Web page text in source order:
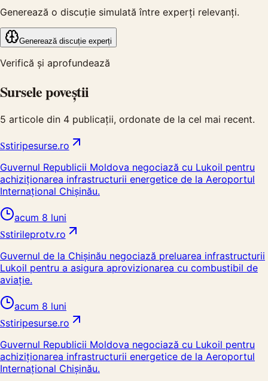
Generează o discuție simulată între experți relevanți.
Generează discuție experți
Verifică și aprofundează
Sursele poveștii
5 articole din 4 publicații, ordonate de la cel mai recent.
Sstiripesurse.ro
Guvernul Republicii Moldova negociază cu Lukoil pentru
achiziționarea infrastructurii energetice de la Aeroportul
Internațional Chișinău.
acum 8 luni
Sstirileprotv.ro
Guvernul de la Chișinău negociază preluarea infrastructurii
Lukoil pentru a asigura aprovizionarea cu combustibil de
aviație.
acum 8 luni
Sstiripesurse.ro
Guvernul Republicii Moldova negociază cu Lukoil pentru
achiziționarea infrastructurii energetice de la Aeroportul
Internațional Chișinău.